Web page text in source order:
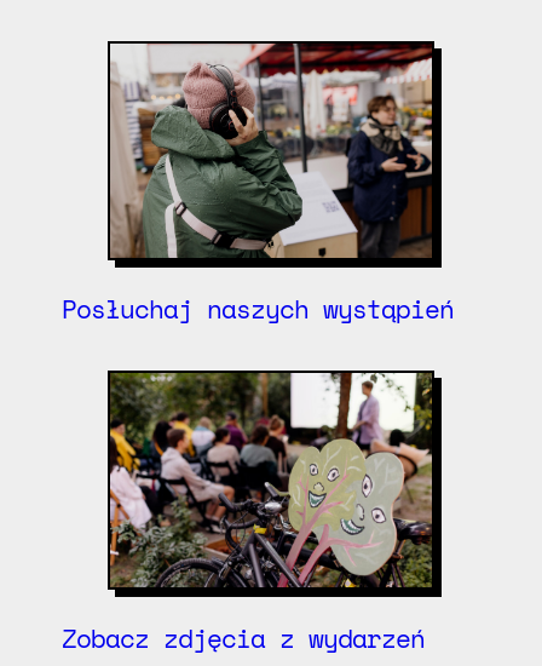
Posłuchaj naszych wystąpień
Zobacz zdjęcia z wydarzeń